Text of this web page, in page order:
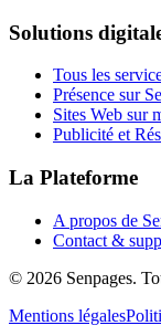
Solutions
Tous les
Présence sur
Sites Web sur
Publicité et
La Plateforme
A propos de
Contact &
© 2026 Senpages.
Mentions légales